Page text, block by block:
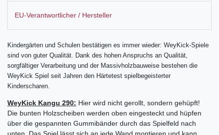
EU-Verantwortlicher / Hersteller
Kindergärten und Schulen bestätigen es immer wieder: WeyKick-Spiele
sind von guter Qualität. Dank des hohen Anspruchs an Qualität,
sorgfältiger Verarbeitung und der Massivholzbauweise bestehen die
WeyKick Spiel seit Jahren den Härtetest spielbegeisterter
Kinderscharen.
WeyKick Kangu 290: Hier wird nicht gerollt, sondern gehüpft!
Die bunten Holzscheiben werden oben eingesteckt und hüpfen
über die gespannten Gummibänder durch das Spielfeld nach